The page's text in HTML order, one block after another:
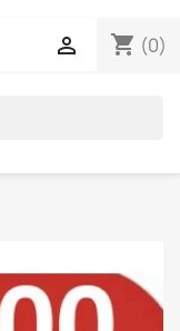
shopping_cart (0)
